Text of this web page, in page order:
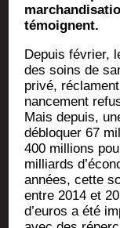
témoignent.
Depuis février,
des soins de
pri­vé,
nan­ce­ment
Mais depuis,
déblo­quer 67
400 mil­lions
mil­liards
années, cette
entre 2014 et
d’euros a été